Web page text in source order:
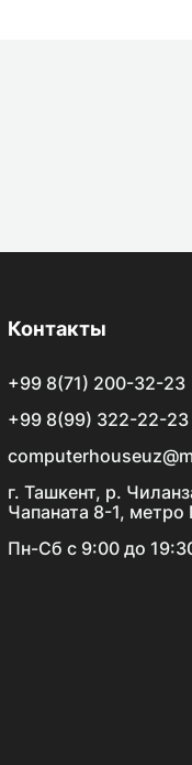
Контакты
+99 8(71) 200-32-23
+99 8(99) 322-22-23
г. Ташкент, р.
Чапаната 8-1,
Пн-Сб с 9:00 до